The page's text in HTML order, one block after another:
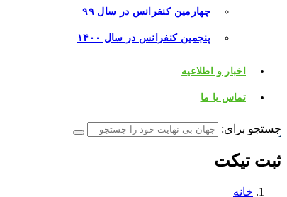
چهارمین کنفرانس در سال ۹۹
پنجمین کنفرانس در سال ۱۴۰۰
اخبار و اطلاعیه
تماس با ما
جستجو برای:
ثبت تیکت
خانه